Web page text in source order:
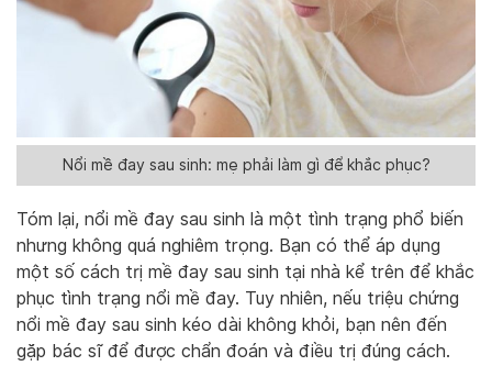
Nổi mề đay sau sinh: mẹ phải làm gì để khắc phục?
Tóm lại, nổi mề đay sau sinh là một tình trạng phổ biến
nhưng không quá nghiêm trọng. Bạn có thể áp dụng
một số cách trị mề đay sau sinh tại nhà kể trên để khắc
phục tình trạng nổi mề đay. Tuy nhiên, nếu triệu chứng
nổi mề đay sau sinh kéo dài không khỏi, bạn nên đến
gặp bác sĩ để được chẩn đoán và điều trị đúng cách.